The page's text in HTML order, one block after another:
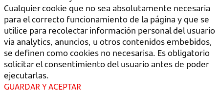
Cualquier cookie que no sea absolutamente necesaria
para el correcto funcionamiento de la página y que se
utilice para recolectar información personal del usuario
vía analytics, anuncios, u otros contenidos embebidos,
se definen como cookies no necesarisa. Es obligatorio
solicitar el consentimiento del usuario antes de poder
ejecutarlas.
GUARDAR Y ACEPTAR